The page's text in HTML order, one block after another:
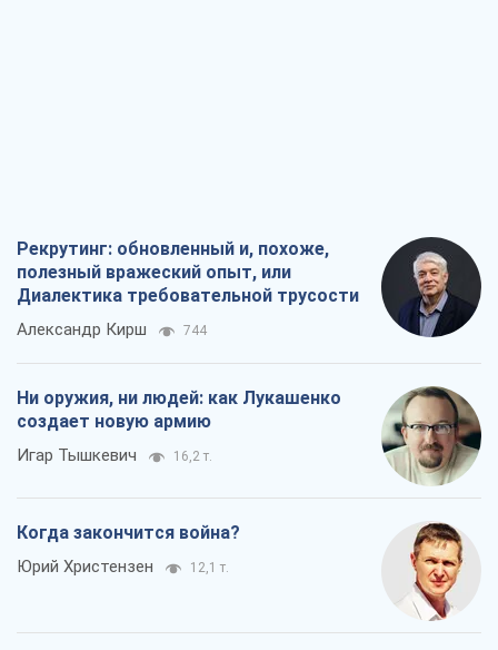
Рекрутинг: обновленный и, похоже,
полезный вражеский опыт, или
Диалектика требовательной трусости
Александр Кирш 744
Ни оружия, ни людей: как Лукашенко
создает новую армию
Игар Тышкевич 16,2 т.
Когда закончится война?
Юрий Христензен 12,1 т.